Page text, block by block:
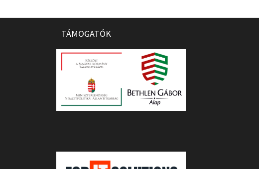
TÁMOGATÓK